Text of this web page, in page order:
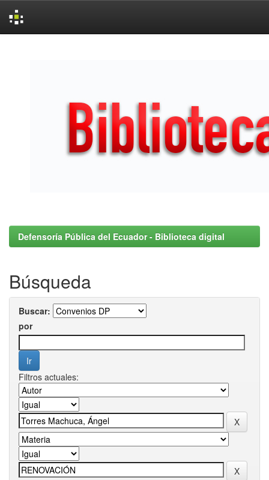
Defensoría Pública del Ecuador - Biblioteca digital
Búsqueda
Buscar:
por
Filtros actuales: